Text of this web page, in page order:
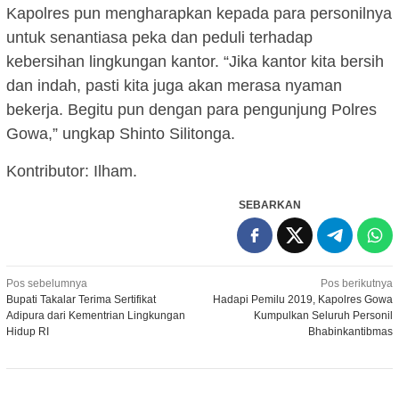
Kapolres pun mengharapkan kepada para personilnya
untuk senantiasa peka dan peduli terhadap
kebersihan lingkungan kantor. “Jika kantor kita bersih
dan indah, pasti kita juga akan merasa nyaman
bekerja. Begitu pun dengan para pengunjung Polres
Gowa,” ungkap Shinto Silitonga.
Kontributor: Ilham.
SEBARKAN
Navigasi
pos
Pos sebelumnya
Bupati Takalar Terima Sertifikat
Adipura dari Kementrian Lingkungan
Hidup RI
Pos berikutnya
Hadapi Pemilu 2019, Kapolres Gowa
Kumpulkan Seluruh Personil
Bhabinkantibmas